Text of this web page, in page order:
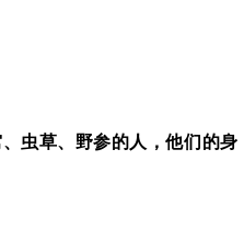
虫草、野参的人，他们的身